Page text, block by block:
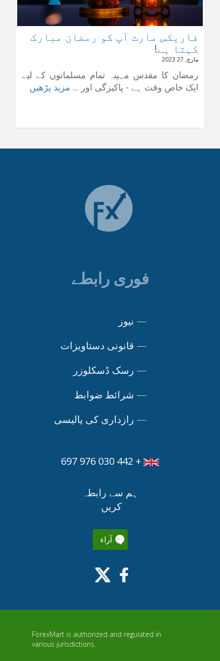
فاریکس مارٹ آپ کو رمضان مبارک
کہتا ہے!
مارچ, 27 2023
رمضان کا مقدس مہینہ تمام مسلمانوں کے لیے
ایک خاص وقت ہے - پاکیزگی اور ... مزید پڑھیں
فوری رابطے
— نیوز
— قانونی دستاویزات
— رسک ڈسکلوزر
— شرائط ضوابط
— رازداری کی پالیسی
+ 442 030 976 697
ہم سے رابطہ
کریں
آراء
ForexMart is authorized and regulated in
various jurisdictions.